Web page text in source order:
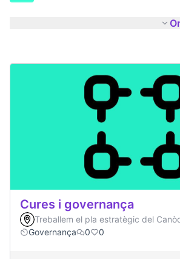
Cures i governança
Treballem el pla estratègic del
Governança
0 0